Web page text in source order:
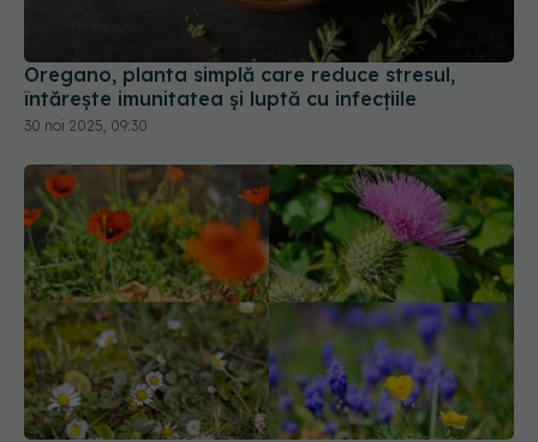
Oregano, planta simplă care reduce stresul,
întărește imunitatea și luptă cu infecțiile
30 noi 2025, 09:30